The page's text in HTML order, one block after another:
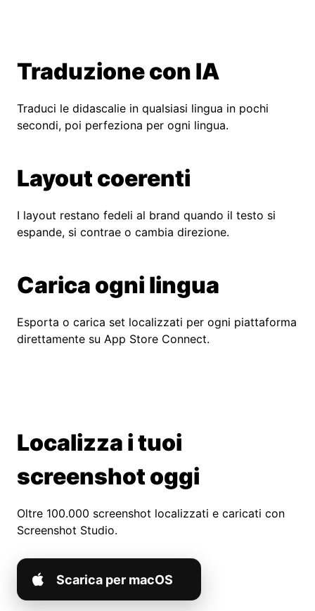
Traduzione con IA
Traduci le didascalie in qualsiasi lingua in pochi
secondi, poi perfeziona per ogni lingua.
Layout coerenti
I layout restano fedeli al brand quando il testo si
espande, si contrae o cambia direzione.
Carica ogni lingua
Esporta o carica set localizzati per ogni piattaforma
direttamente su App Store Connect.
Localizza i tuoi
screenshot oggi
Oltre 100.000 screenshot localizzati e caricati con
Screenshot Studio.
Scarica per macOS